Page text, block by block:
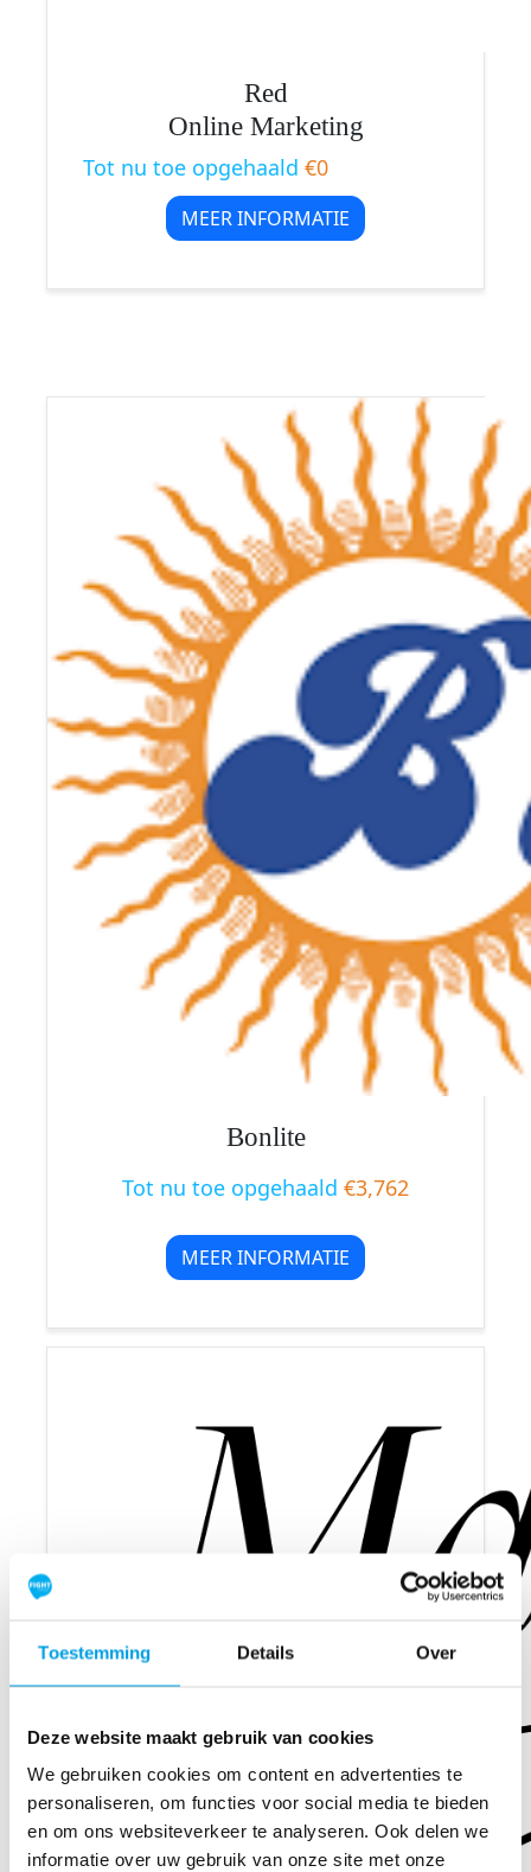
Toestemming Details Over
Deze website maakt gebruik van cookies
We gebruiken cookies om content en advertenties te
personaliseren, om functies voor social media te bieden
en om ons websiteverkeer te analyseren. Ook delen we
informatie over uw gebruik van onze site met onze
Red
Online Marketing
Tot nu toe opgehaald €0
MEER INFORMATIE
Bonlite
Tot nu toe opgehaald €3,762
MEER INFORMATIE